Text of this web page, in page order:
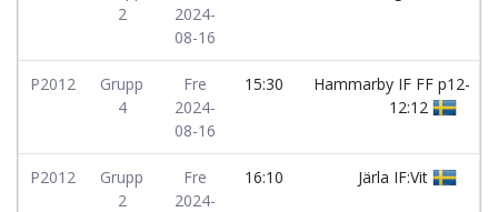
2
2024-
08-16
P2012
Grupp
4
Fre
2024-
08-16
15:30
Hammarby IF FF p12-
12:12
P2012
Grupp
2
Fre
2024-
16:10 Järla IF:Vit